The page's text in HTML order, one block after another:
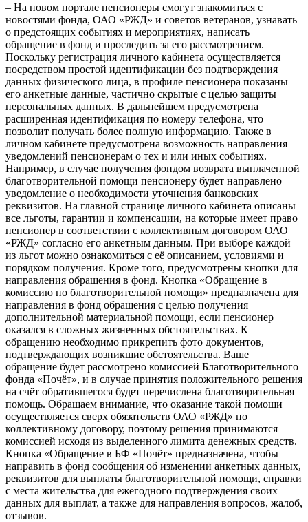
– На новом портале пенсионеры смогут знакомиться с
новостями фонда, ОАО «РЖД» и советов ветеранов, узнавать
о предстоящих событиях и мероприятиях, написать
обращение в фонд и проследить за его рассмотрением.
Поскольку регистрация личного кабинета осуществляется
посредством простой идентификации без подтверждения
данных физического лица, в профиле пенсионера показаны
его анкетные данные, частично скрытые с целью защиты
персональных данных. В дальнейшем предусмотрена
расширенная идентификация по номеру телефона, что
позволит получать более полную информацию. Также в
личном кабинете предусмотрена возможность направления
уведомлений пенсионерам о тех и или иных событиях.
Например, в случае получения фондом возврата выплаченной
благотворительной помощи пенсионеру будет направлено
уведомление о необходимости уточнения банковских
реквизитов. На главной странице личного кабинета описаны
все льготы, гарантии и компенсации, на которые имеет право
пенсионер в соответствии с коллективным договором ОАО
«РЖД» согласно его анкетным данным. При выборе каждой
из льгот можно ознакомиться с её описанием, условиями и
порядком получения. Кроме того, предусмотрены кнопки для
направления обращения в фонд. Кнопка «Обращение в
комиссию по благотворительной помощи» предназначена для
направления в фонд обращения с целью получения
дополнительной материальной помощи, если пенсионер
оказался в сложных жизненных обстоятельствах. К
обращению необходимо прикрепить фото документов,
подтверждающих возникшие обстоятельства. Ваше
обращение будет рассмотрено комиссией Благотворительного
фонда «Почёт», и в случае принятия положительного решения
на счёт обратившегося будет перечислена благотворительная
помощь. Обращаем внимание, что оказание такой помощи
осуществляется сверх обязательств ОАО «РЖД» по
коллективному договору, поэтому решения принимаются
комиссией исходя из выделенного лимита денежных средств.
Кнопка «Обращение в БФ «Почёт» предназначена, чтобы
направить в фонд сообщения об изменении анкетных данных,
реквизитов для выплаты благотворительной помощи, справки
с места жительства для ежегодного подтверждения своих
данных для выплат, а также для направления вопросов, жалоб,
отзывов.